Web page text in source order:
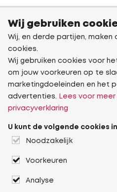
Wij gebruiken
Wij, en derde partijen, maken
cookies.
Wij gebruiken cookies voor
om jouw voorkeuren op te
marketingdoeleinden en het
advertenties.
Lees voor
privacyverklaring
U kunt de volgende cookies
Noodzakelijk
Voorkeuren
Analyse